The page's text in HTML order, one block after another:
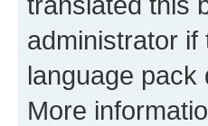
administrator
language pack
More